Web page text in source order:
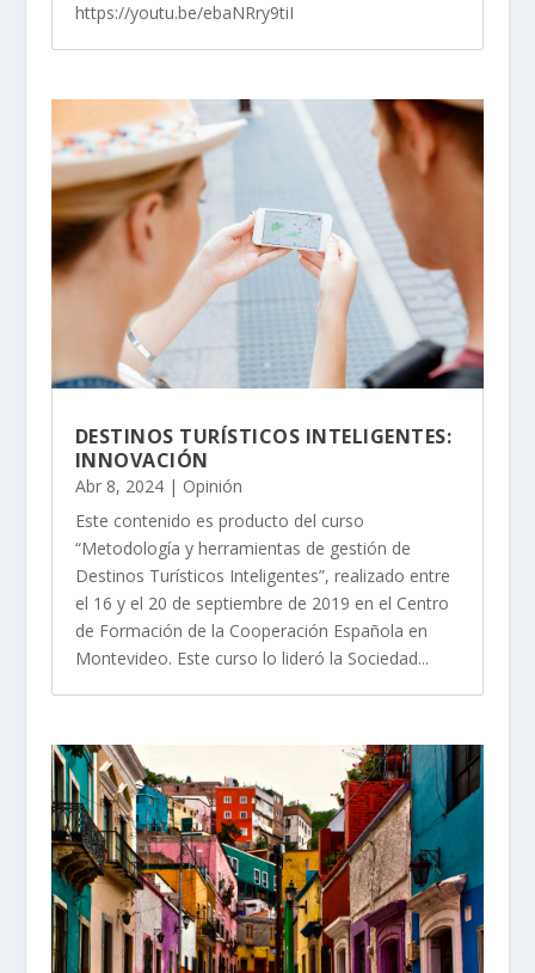
https://youtu.be/ebaNRry9tiI
DESTINOS TURÍSTICOS INTELIGENTES:
INNOVACIÓN
Abr 8, 2024| Opinión
Este contenido es producto del curso
“Metodología y herramientas de gestión de
Destinos Turísticos Inteligentes”, realizado entre
el 16 y el 20 de septiembre de 2019 en el Centro
de Formación de la Cooperación Española en
Montevideo. Este curso lo lideró la Sociedad...